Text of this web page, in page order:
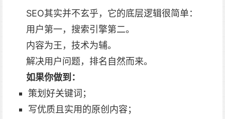
SEO其实并不玄乎，它的底层逻辑很简单：
用户第一，搜索引擎第二。
内容为王，技术为辅。
解决用户问题，排名自然而来。
如果你做到：
策划好关键词；
写优质且实用的原创内容；